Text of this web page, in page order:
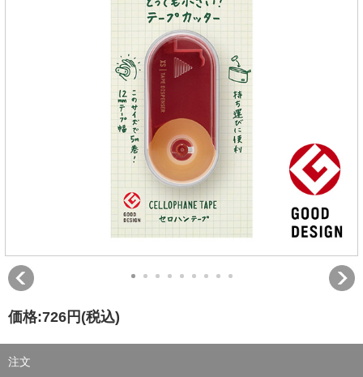
価格:726円 (税込)
注文